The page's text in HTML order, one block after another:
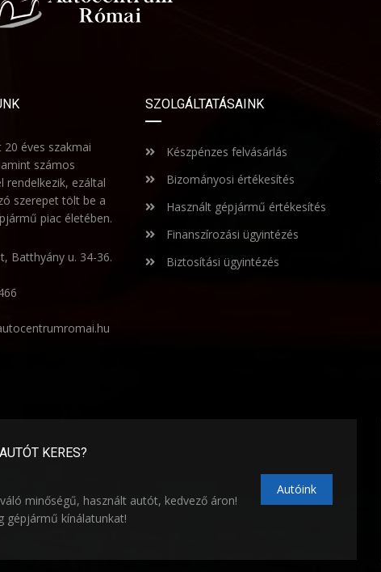
éves szakmai
számos
rendelkezik, ezáltal
szerepet tölt be a
piac életében.
Batthyány u. 34-36.
SZOLGÁLTATÁSAINK
Készpénzes felvásárlás
Bizományosi értékesítés
Használt gépjármű értékesítés
Finanszírozási ügyintézés
Biztosítási ügyintézés
KERES?
minőségű, használt autót, kedvező áron!
gépjármű kínálatunkat!
Autóink